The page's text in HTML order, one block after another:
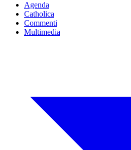
Agenda
Catholica
Commenti
Multimedia